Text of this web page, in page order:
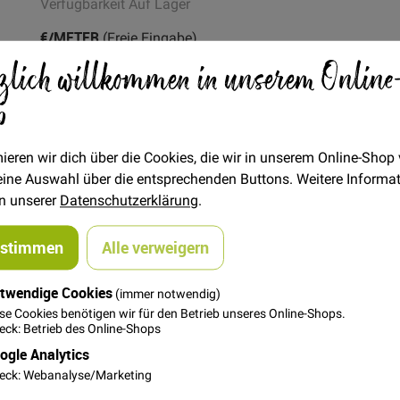
willkommen in unserem
wir dich über die Cookies, die wir in unserem Online-Shop
Auswahl über die entsprechenden Buttons. Weitere
unsererDatenschutzerklärung.
Alle verweigern
Cookies (immer notwendig)
Cookies benötigen wir für den Betrieb unseres Online-Shops.
Betrieb des Online-Shops
Analytics
Webanalyse/Marketing
18,00 €
€/METER(Freie Eingabe)
Menge
Optik und dünner Geweberückseite. Super geeignet für
die Nähmaschine den Stoff schwerer transportieren kann.
oder lege ein Stück Butterbrotpapier zwischen